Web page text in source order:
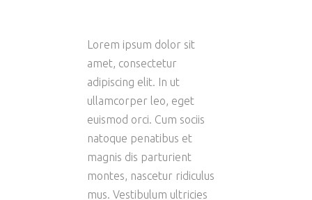
Lorem ipsum dolor sit
amet, consectetur
adipiscing elit. In ut
ullamcorper leo, eget
euismod orci. Cum sociis
natoque penatibus et
magnis dis parturient
montes, nascetur ridiculus
mus. Vestibulum ultricies